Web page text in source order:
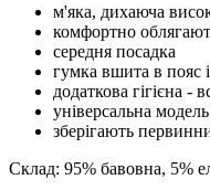
м'яка, дихаюча
комфортно
середня посадка
гумка вшита в пояс
додаткова гігієна -
універсальна
зберігають
Склад: 95% бавовна, 5%